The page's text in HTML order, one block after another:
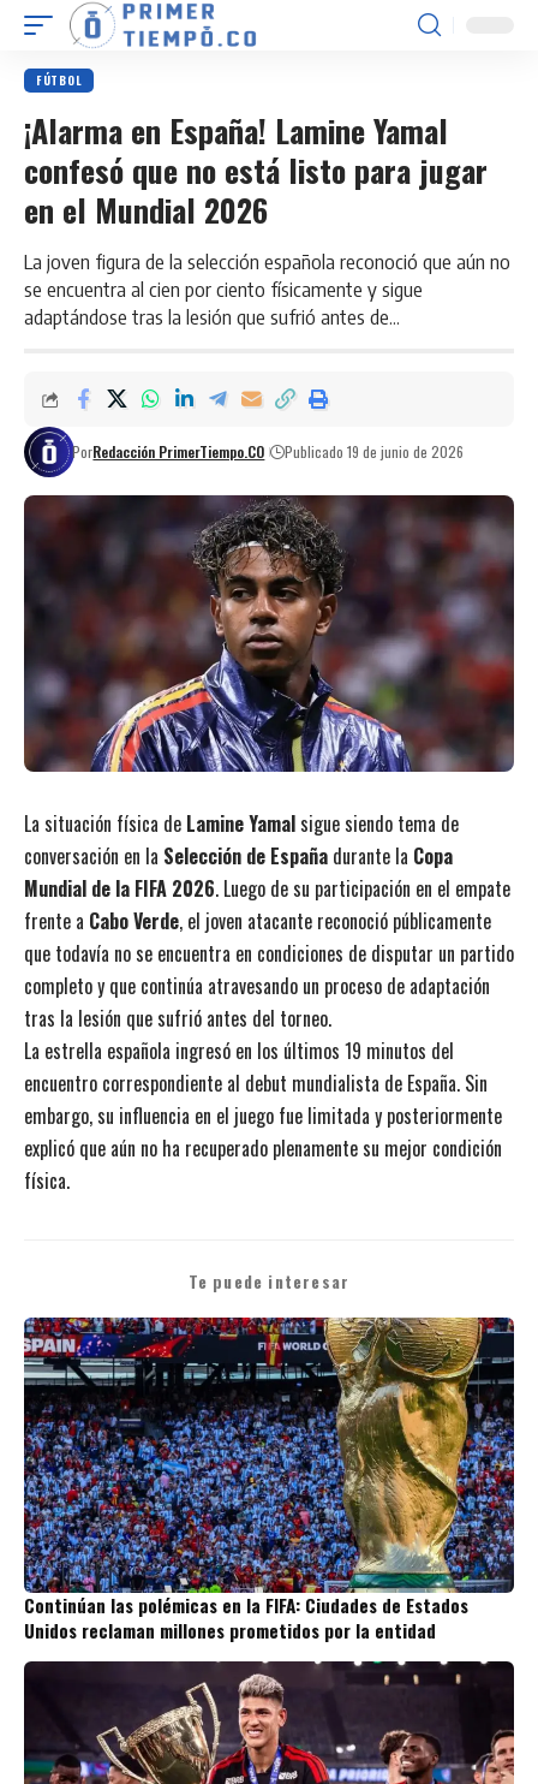
FÚTBOL
¡Alarma en España! Lamine Yamal
confesó que no está listo para jugar
en el Mundial 2026
La joven figura de la selección española reconoció que aún no
se encuentra al cien por ciento físicamente y sigue
adaptándose tras la lesión que sufrió antes de...
PorRedacción PrimerTiempo.CO Publicado 19 de junio de 2026
La situación física de Lamine Yamalsigue siendo tema de
conversación en la Selección de España durante la Copa
Mundial de la FIFA 2026. Luego de su participación en el empate
frente a Cabo Verde, el joven atacante reconoció públicamente
que todavía no se encuentra en condiciones de disputar un partido
completo y que continúa atravesando un proceso de adaptación
tras la lesión que sufrió antes del torneo.
La estrella española ingresó en los últimos 19 minutos del
encuentro correspondiente al debut mundialista de España. Sin
embargo, su influencia en el juego fue limitada y posteriormente
explicó que aún no ha recuperado plenamente su mejor condición
física.
Te puede interesar
Continúan las polémicas en la FIFA: Ciudades de Estados
Unidos reclaman millones prometidos por la entidad